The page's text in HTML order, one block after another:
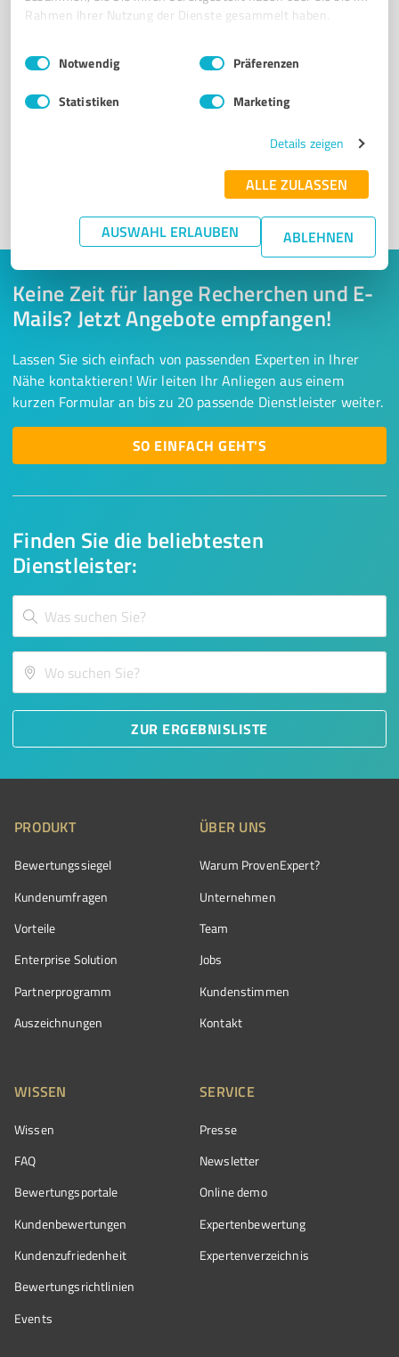
Rahmen Ihrer Nutzung der Dienste gesammelt haben.
Impressum Datenschutzbestimmungen
Einwilligungsauswahl
Notwendig Präferenzen
Statistiken Marketing
Details zeigen
ALLE ZULASSEN
AUSWAHL ERLAUBEN ABLEHNEN
Sie möchten auch hier gelistet werden?
Finden Sie die beliebtesten
Dienstleister:
ZUR ERGEBNISLISTE
Keine Zeit für lange Recherchen und E-
Mails? Jetzt Angebote empfangen!
Lassen Sie sich einfach von passenden Experten in Ihrer
Nähe kontaktieren! Wir leiten Ihr Anliegen aus einem
kurzen Formular an bis zu 20 passende Dienstleister weiter.
SO EINFACH GEHT'S
PRODUKT
Bewertungssiegel
Kundenumfragen
Vorteile
Enterprise Solution
Partnerprogramm
Auszeichnungen
ÜBER UNS
Warum ProvenExpert?
Unternehmen
Team
Jobs
Kundenstimmen
Kontakt
WISSEN
Wissen
FAQ
Bewertungsportale
Kundenbewertungen
Kundenzufriedenheit
Bewertungs­richtlinien
Events
SERVICE
Presse
Newsletter
Online demo
Expertenbewertung
Expertenverzeichnis